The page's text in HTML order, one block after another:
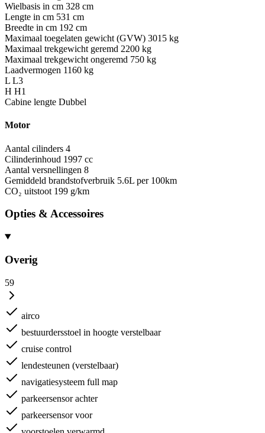
Wielbasis in cm 328 cm
Lengte in cm 531 cm
Breedte in cm 192 cm
Maximaal toegelaten gewicht (GVW) 3015 kg
Maximaal trekgewicht geremd 2200 kg
Maximaal trekgewicht ongeremd 750 kg
Laadvermogen 1160 kg
L L3
H H1
Cabine lengte Dubbel
Motor
Aantal cilinders 4
Cilinderinhoud 1997 cc
Aantal versnellingen 8
Gemiddeld brandstofverbruik 5.6L per 100km
CO₂ uitstoot 199 g/km
Opties & Accessoires
Overig
59
airco
bestuurdersstoel in hoogte verstelbaar
cruise control
lendesteunen (verstelbaar)
navigatiesysteem full map
parkeersensor achter
parkeersensor voor